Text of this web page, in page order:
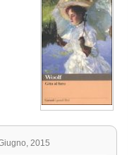
2015